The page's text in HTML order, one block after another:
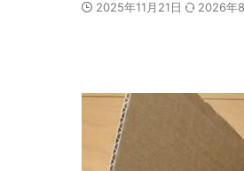
2025年11月21日 2026年